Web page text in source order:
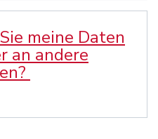
meine Daten
an andere